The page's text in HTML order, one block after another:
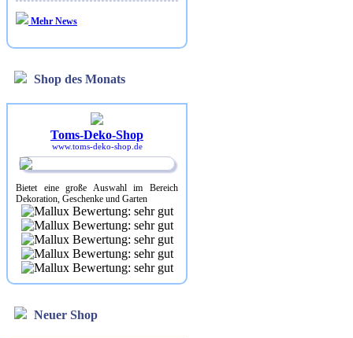
Mehr News
Shop des Monats
Toms-Deko-Shop
www.toms-deko-shop.de
Bietet eine große Auswahl im Bereich
Dekoration, Geschenke und Garten
Neuer Shop